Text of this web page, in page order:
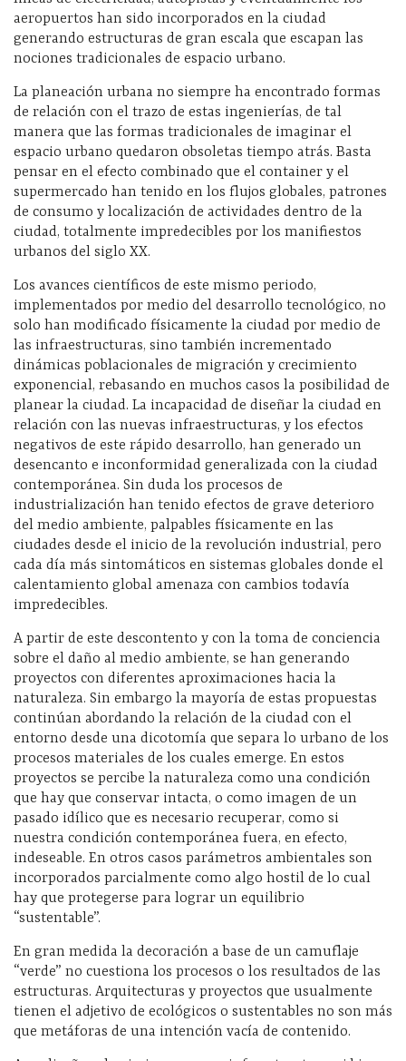
aeropuertos han sido incorporados en la ciudad
generando estructuras de gran escala que escapan las
nociones tradicionales de espacio urbano.
La planeación urbana no siempre ha encontrado formas
de relación con el trazo de estas ingenierías, de tal
manera que las formas tradicionales de imaginar el
espacio urbano quedaron obsoletas tiempo atrás. Basta
pensar en el efecto combinado que el container y el
supermercado han tenido en los flujos globales, patrones
de consumo y localización de actividades dentro de la
ciudad, totalmente impredecibles por los manifiestos
urbanos del siglo XX.
Los avances científicos de este mismo periodo,
implementados por medio del desarrollo tecnológico, no
solo han modificado físicamente la ciudad por medio de
las infraestructuras, sino también incrementado
dinámicas poblacionales de migración y crecimiento
exponencial, rebasando en muchos casos la posibilidad de
planear la ciudad. La incapacidad de diseñar la ciudad en
relación con las nuevas infraestructuras, y los efectos
negativos de este rápido desarrollo, han generado un
desencanto e inconformidad generalizada con la ciudad
contemporánea. Sin duda los procesos de
industrialización han tenido efectos de grave deterioro
del medio ambiente, palpables físicamente en las
ciudades desde el inicio de la revolución industrial, pero
cada día más sintomáticos en sistemas globales donde el
calentamiento global amenaza con cambios todavía
impredecibles.
A partir de este descontento y con la toma de conciencia
sobre el daño al medio ambiente, se han generando
proyectos con diferentes aproximaciones hacia la
naturaleza. Sin embargo la mayoría de estas propuestas
continúan abordando la relación de la ciudad con el
entorno desde una dicotomía que separa lo urbano de los
procesos materiales de los cuales emerge. En estos
proyectos se percibe la naturaleza como una condición
que hay que conservar intacta, o como imagen de un
pasado idílico que es necesario recuperar, como si
nuestra condición contemporánea fuera, en efecto,
indeseable. En otros casos parámetros ambientales son
incorporados parcialmente como algo hostil de lo cual
hay que protegerse para lograr un equilibrio
“sustentable”.
En gran medida la decoración a base de un camuflaje
“verde” no cuestiona los procesos o los resultados de las
estructuras. Arquitecturas y proyectos que usualmente
tienen el adjetivo de ecológicos o sustentables no son más
que metáforas de una intención vacía de contenido.